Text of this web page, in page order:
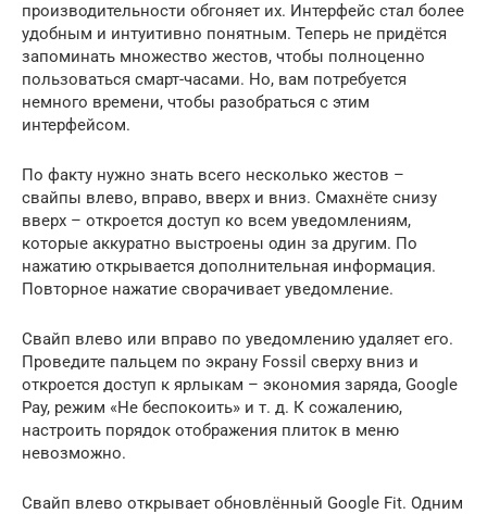
производительности обгоняет их. Интерфейс стал более
удобным и интуитивно понятным. Теперь не придётся
запоминать множество жестов, чтобы полноценно
пользоваться смарт-часами. Но, вам потребуется
немного времени, чтобы разобраться с этим
интерфейсом.
По факту нужно знать всего несколько жестов –
свайпы влево, вправо, вверх и вниз. Смахнёте снизу
вверх – откроется доступ ко всем уведомлениям,
которые аккуратно выстроены один за другим. По
нажатию открывается дополнительная информация.
Повторное нажатие сворачивает уведомление.
Свайп влево или вправо по уведомлению удаляет его.
Проведите пальцем по экрану Fossil сверху вниз и
откроется доступ к ярлыкам – экономия заряда, Google
Pay, режим «Не беспокоить» и т. д. К сожалению,
настроить порядок отображения плиток в меню
невозможно.
Свайп влево открывает обновлённый Google Fit. Одним